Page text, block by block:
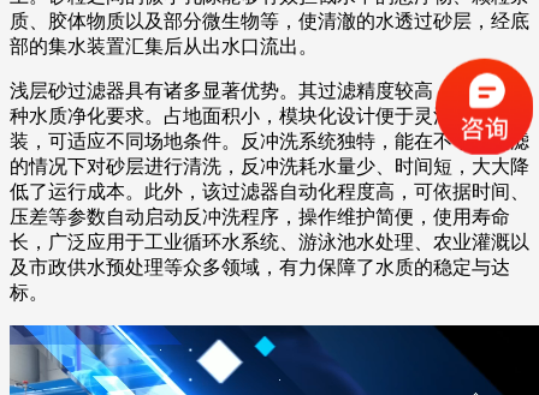
质、胶体物质以及部分微生物等，使清澈的水透过砂层，经底
部的集水装置汇集后从出水口流出。
浅层砂过滤器具有诸多显著优势。其过滤精度较高，能满足多
种水质净化要求。占地面积小，模块化设计便于灵活组合与安
装，可适应不同场地条件。反冲洗系统独特，能在不中断过滤
的情况下对砂层进行清洗，反冲洗耗水量少、时间短，大大降
低了运行成本。此外，该过滤器自动化程度高，可依据时间、
压差等参数自动启动反冲洗程序，操作维护简便，使用寿命
长，广泛应用于工业循环水系统、游泳池水处理、农业灌溉以
及市政供水预处理等众多领域，有力保障了水质的稳定与达
标。